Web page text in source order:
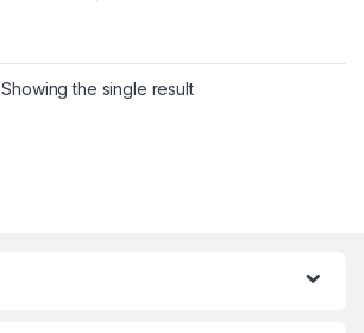
Showing the single result